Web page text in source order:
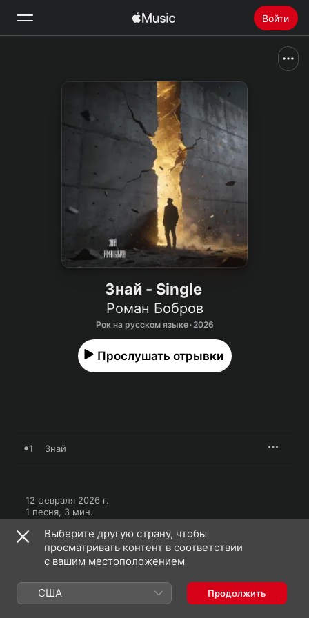
Войти
Радио
Установить Apple Music
Знай - Single
Роман Бобров
Рок на русском языке · 2026
Прослушать отрывки
1 Знай
12 февраля 2026 г.
1 песня, 3 мин.
Роман Бобров: еще
Выберите другую страну, чтобы
просматривать контент в соответствии
с вашим местоположением
США Продолжить